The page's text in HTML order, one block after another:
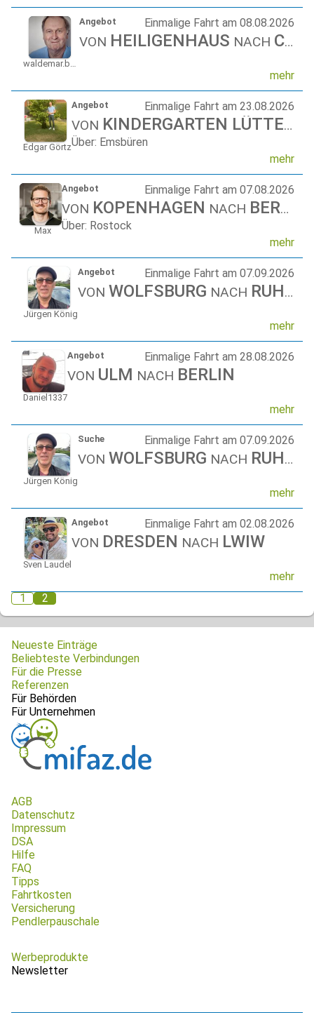
waldemar.barke
Angebot Einmalige Fahrt am 08.08.2026
VON HEILIGENHAUS NACH CELLE
mehr
Edgar Görtz
Angebot Einmalige Fahrt am 23.08.2026
VON KINDERGARTEN LÜTTELBRACHT
Über: Emsbüren
mehr
Max
Angebot Einmalige Fahrt am 07.08.2026
VON KOPENHAGEN NACH BERLIN
Über: Rostock
mehr
Jürgen König
Angebot Einmalige Fahrt am 07.09.2026
VON WOLFSBURG NACH RUHPOLDING
mehr
Daniel1337
Angebot Einmalige Fahrt am 28.08.2026
VON ULM NACH BERLIN
mehr
Jürgen König
Suche Einmalige Fahrt am 07.09.2026
VON WOLFSBURG NACH RUHPOLDING
mehr
Sven Laudel
Angebot Einmalige Fahrt am 02.08.2026
VON DRESDEN NACH LWIW
mehr
1
2
Neueste Einträge
Beliebteste Verbindungen
Für die Presse
Referenzen
Für Behörden
Für Unternehmen
AGB
Datenschutz
Impressum
DSA
Hilfe
FAQ
Tipps
Fahrtkosten
Versicherung
Pendlerpauschale
Werbeprodukte
Newsletter